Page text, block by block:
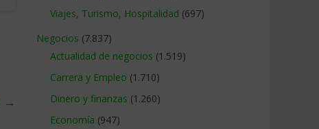
→
Viajes, Turismo, Hospitalidad (697)
Negocios (7.837)
Actualidad de negocios (1.519)
Carrera y Empleo (1.710)
Dinero y finanzas (1.260)
Economía (947)